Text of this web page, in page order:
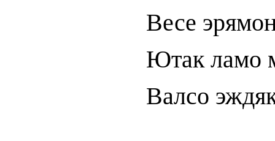
Весе
Ютак ламо
Валсо